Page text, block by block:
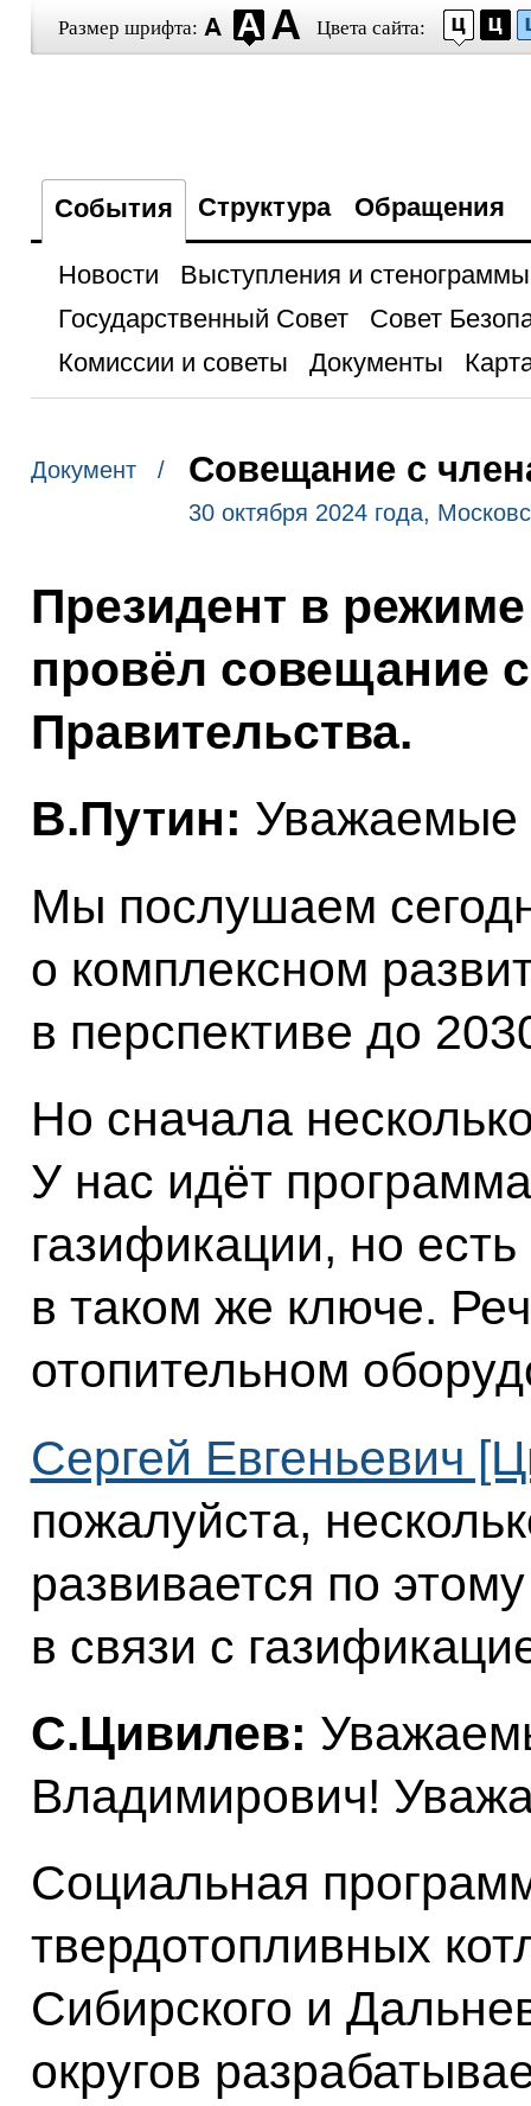
Размер шрифта: Цвета сайта:
События Структура Обращения
Новости
Выступления и стенограммы
Государственный Совет
Совет
Комиссии и советы
Документы
Документ / Совещание с
30 октября 2024 года,
Президент в
провёл совещание
Правительства.
В.Путин: Уважаемые
Мы послушаем
о комплексном
в перспективе до
Но сначала
У нас идёт
газификации, но
в таком же ключе.
отопительном
Сергей Евгеньевич
пожалуйста,
развивается по
в связи с
С.Цивилев:
Владимирович!
Социальная
твердотопливных
Сибирского и
округов